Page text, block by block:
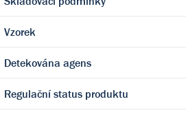
Vzorek
Detekována agens
Regulační status produktu